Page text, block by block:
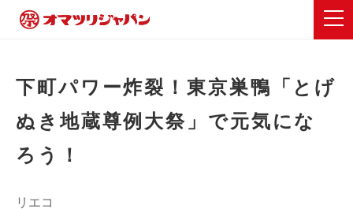
下町パワー炸裂！東京巣鴨「とげ
ぬき地蔵尊例大祭」で元気にな
ろう！
リエコ